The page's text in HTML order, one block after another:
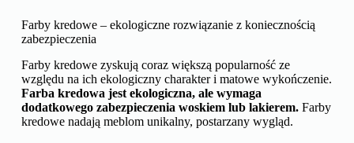
Farby kredowe – ekologiczne rozwiązanie z koniecznością
zabezpieczenia
Farby kredowe zyskują coraz większą popularność ze
względu na ich ekologiczny charakter i matowe wykończenie.
Farba kredowa jest ekologiczna, ale wymaga
dodatkowego zabezpieczenia woskiem lub lakierem.Farby
kredowe nadają meblom unikalny, postarzany wygląd.